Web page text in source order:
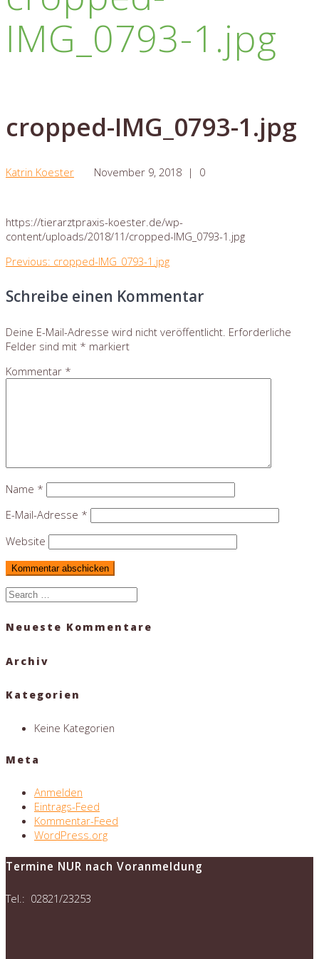
IMG_0793-1.jpg
cropped-IMG_0793-1.jpg
Katrin Koester November 9, 2018 | 0
https://tierarztpraxis-koester.de/wp-
content/uploads/2018/11/cropped-IMG_0793-1.jpg
Beitragsnavigation
Previous: Previous
cropped-IMG_0793-1.jpg
Schreibe einen Kommentar
Deine E-Mail-Adresse wird nicht veröffentlicht. Erforderliche
Felder sind mit * markiert
Kommentar *
Name *
E-Mail-Adresse *
Website
Search
Neueste Kommentare
Archiv
Kategorien
Keine Kategorien
Meta
Anmelden
Eintrags-Feed
Kommentar-Feed
WordPress.org
Termine NUR nach Voranmeldung
Tel.: 02821/23253